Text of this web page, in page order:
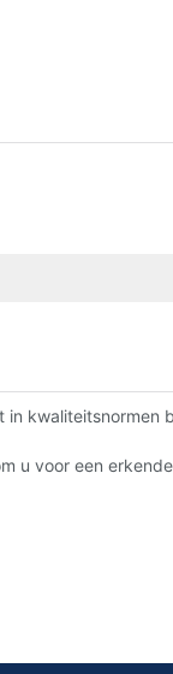
in kwaliteitsnormen
u voor een